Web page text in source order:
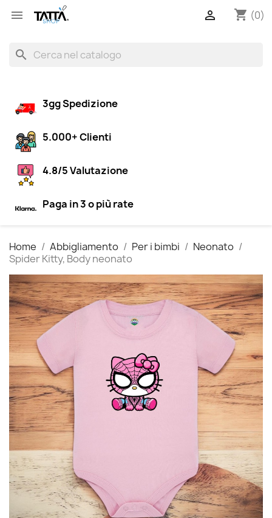
 shopping_cart (0)

search
3gg Spedizione
5.000+ Clienti
4.8/5 Valutazione
Paga in 3 o più rate
Home Abbigliamento Per i bimbi
Neonato
Spider Kitty, Body neonato